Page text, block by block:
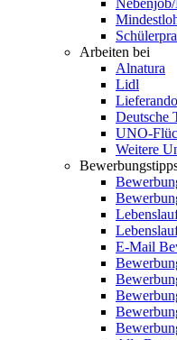
Arbeiten bei
Alnatura
Lidl
Lieferando
Deutsche
UNO-
Weitere
E-Mail